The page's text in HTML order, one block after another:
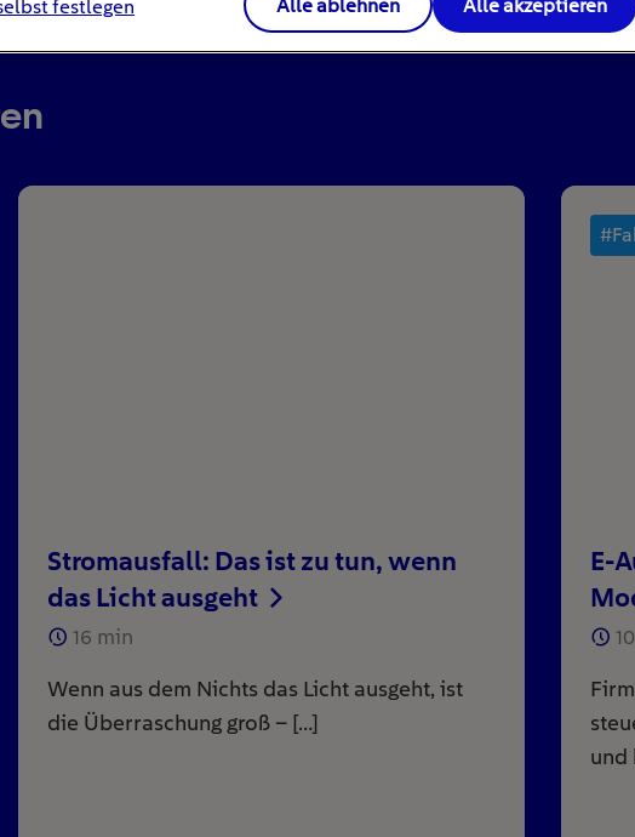
Stromausfall: Das ist zu tun, wenn
das Licht ausgeht
16 min
Wenn aus dem Nichts das Licht ausgeht, ist
die Überraschung groß – […]
E-
10
und
festlegen Alle ablehnen Alle akzeptieren